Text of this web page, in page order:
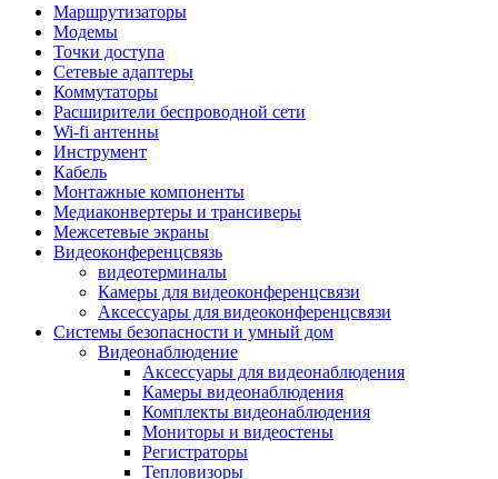
Степлеры строительные
Пистолеты клеевые
Наборы бит и сверел
Инструмент многофункциональный
Круги, диски, фрезы
Аксессуары для электро и
пневмоинструмента
Аккумуляторы для инструмента
Зарядные устройства для аккумуляторов
Миксеры строительные
Молотки отбойные
Паяльное оборудование
Садовая техника
Минимойки
Аксессуары для минимоек
Газонокосилки и триммеры
Маршрутизаторы
Модемы
Точки доступа
Сетевые адаптеры
Коммутаторы
Расширители беспроводной сети
Wi-fi антенны
Инструмент
Кабель
Монтажные компоненты
Медиаконвертеры и трансиверы
Межсетевые экраны
Видеоконференцсвязь
видеотерминалы
Камеры для видеоконференцсвязи
Аксессуары для видеоконференцсвязи
Системы безопасности и умный дом
Видеонаблюдение
Аксессуары для видеонаблюдения
Камеры видеонаблюдения
Комплекты видеонаблюдения
Мониторы и видеостены
Регистраторы
Тепловизоры